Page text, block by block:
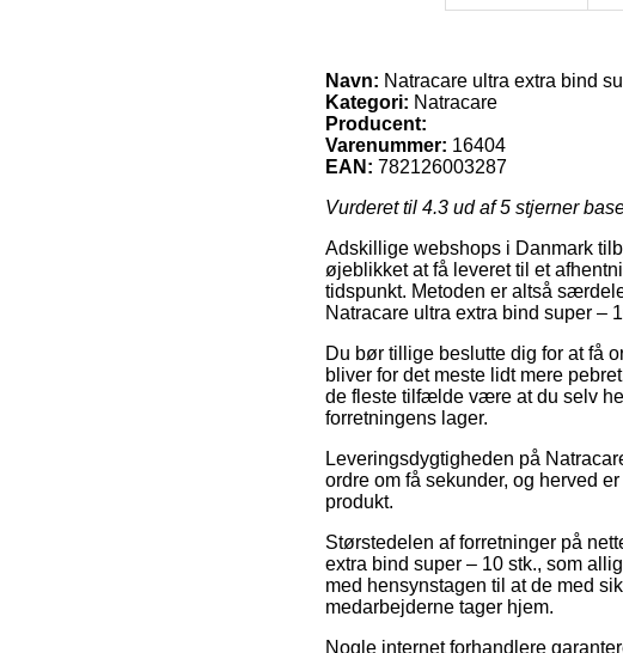
Navn: Natracare ultra extra bind
Kategori: Natracare
Producent:
Varenummer: 16404
EAN: 782126003287
Vurderet til 4.3 ud af 5 stjerner
Adskillige webshops i Danmark
øjeblikket at få leveret til et
tidspunkt. Metoden er altså
Natracare ultra extra bind super –
Du bør tillige beslutte dig for at få
bliver for det meste lidt mere
de fleste tilfælde være at du selv
forretningens lager.
Leveringsdygtigheden på
ordre om få sekunder, og herved
produkt.
Størstedelen af forretninger på
extra bind super – 10 stk., som
med hensynstagen til at de med
medarbejderne tager hjem.
Nogle internet forhandlere